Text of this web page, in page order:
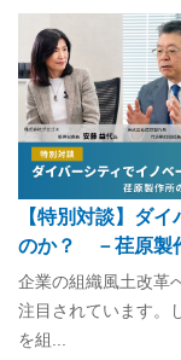
【特別対談】ダ
のか？ －荏原製
企業の組織風土改革
注目されています。
を組...